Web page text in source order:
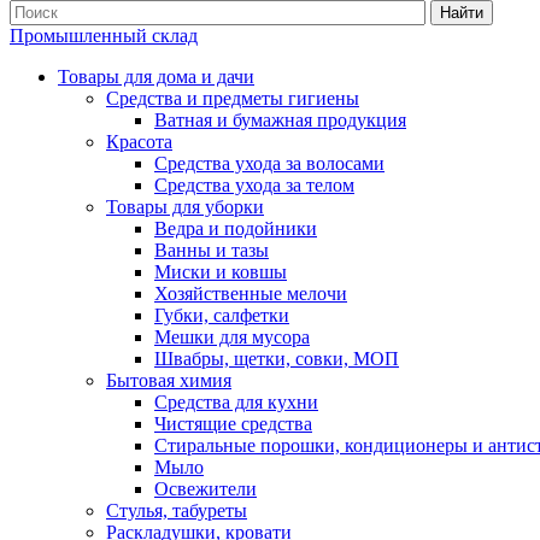
Найти
Промышленный склад
Товары для дома и дачи
Средства и предметы гигиены
Ватная и бумажная продукция
Красота
Средства ухода за волосами
Средства ухода за телом
Товары для уборки
Ведра и подойники
Ванны и тазы
Миски и ковшы
Хозяйственные мелочи
Губки, салфетки
Мешки для мусора
Швабры, щетки, совки, МОП
Бытовая химия
Средства для кухни
Чистящие средства
Стиральные порошки, кондиционеры и
Мыло
Освежители
Стулья, табуреты
Раскладушки, кровати